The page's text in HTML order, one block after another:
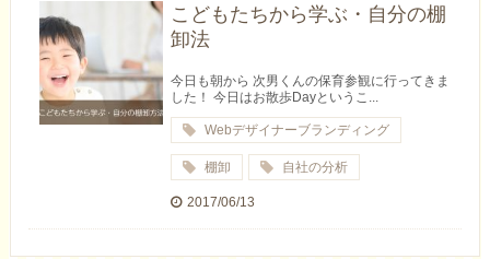
こどもたちから学ぶ・自分の棚
卸法
今日も朝から 次男くんの保育参観に行ってきま
した！ 今日はお散歩Dayというこ...
Webデザイナーブランディング
棚卸 自社の分析
2017/06/13